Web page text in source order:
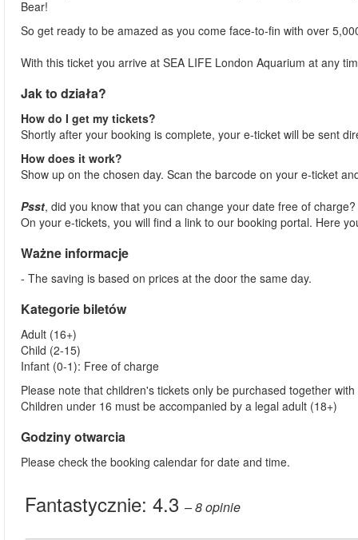
Bear!
So get ready to be amazed as you come face-to-fin with over
With this ticket you arrive at SEA LIFE London Aquarium at any
Jak to działa?
How do I get my tickets?
Shortly after your booking is complete, your e-ticket will be sent
How does it work?
Show up on the chosen day. Scan the barcode on your e-ticket
Psst, did you know that you can change your date free of
On your e-tickets, you will find a link to our booking portal. Here
Ważne informacje
- The saving is based on prices at the door the same day.
Kategorie biletów
Adult (16+)
Child (2-15)
Infant (0-1): Free of charge
Please note that children's tickets only be purchased together
Children under 16 must be accompanied by a legal adult (18+)
Godziny otwarcia
Please check the booking calendar for date and time.
Fantastycznie: 4.3 – 8opinie